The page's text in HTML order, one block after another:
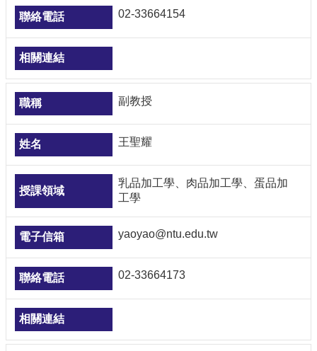
02-33664154
副教授
王聖耀
乳品加工學、肉品加工學、蛋品加
工學
yaoyao@ntu.edu.tw
02-33664173